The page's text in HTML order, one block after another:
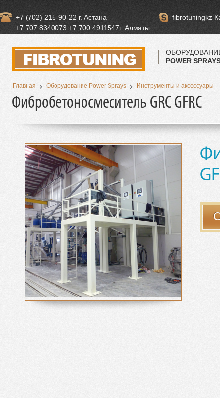
+7 (702) 215-90-22 г. Астана
+7 707 8340073 +7 700 4911547г. Алматы
fibrotuningkz
POWER SPRAYS
Главная Оборудование Power Sprays Инструменты и аксессуары
Фибробетоносмеситель GRC GFRC